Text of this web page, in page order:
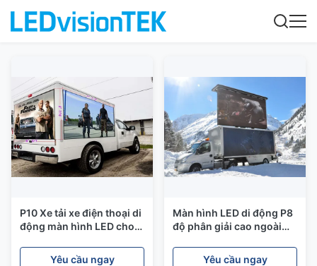
P10 Xe tải xe điện thoại di
động màn hình LED cho
Long Life Span
Yêu cầu ngay
Màn hình LED di động P8
độ phân giải cao ngoài
pháp quét đĩa
Yêu cầu ngay